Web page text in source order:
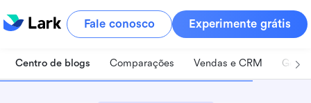
Fale conosco Experimente grátis
Centro de blogs Comparações Vendas e CRM